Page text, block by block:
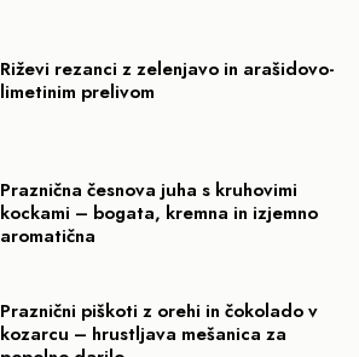
Riževi rezanci z zelenjavo in arašidovo-
limetinim prelivom
Praznična česnova juha s kruhovimi
kockami – bogata, kremna in izjemno
aromatična
Praznični piškoti z orehi in čokolado v
kozarcu – hrustljava mešanica za